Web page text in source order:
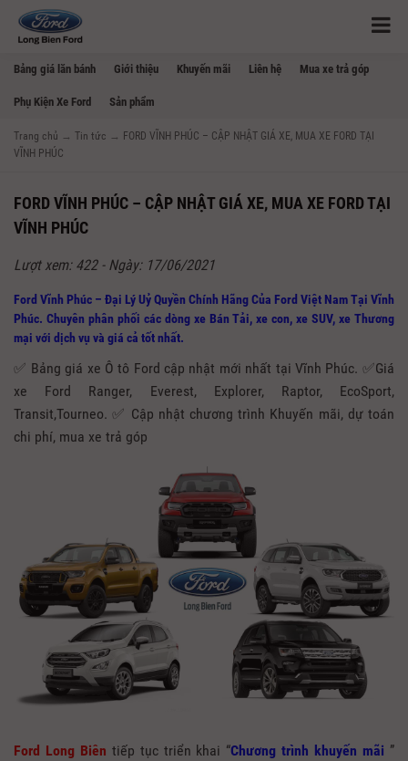
Bảng giá lăn bánh Giới thiệu Khuyến mãi Liên hệ Mua xe trả góp
Phụ Kiện Xe Ford Sản phẩm
Trang chủ → Tin tức → FORD VĨNH PHÚC – CẬP NHẬT GIÁ XE, MUA XE FORD TẠI
VĨNH PHÚC
FORD VĨNH PHÚC – CẬP NHẬT GIÁ XE, MUA XE FORD TẠI
VĨNH PHÚC
Lượt xem: 422 - Ngày: 17/06/2021
Ford Vĩnh Phúc – Đại Lý Uỷ Quyền Chính Hãng Của Ford Việt Nam Tại Vĩnh
Phúc. Chuyên phân phối các dòng xe Bán Tải, xe con, xe SUV, xe Thương
mại với dịch vụ và giá cả tốt nhất.
✅ Bảng giá xe Ô tô Ford cập nhật mới nhất tại Vĩnh Phúc. ✅Giá
xe Ford Ranger, Everest, Explorer, Raptor, EcoSport,
Transit,Tourneo. ✅ Cập nhật chương trình Khuyến mãi, dự toán
chi phí, mua xe trả góp
Ford Long Biên tiếp tục triển khai “Chương trình khuyến mãi ”